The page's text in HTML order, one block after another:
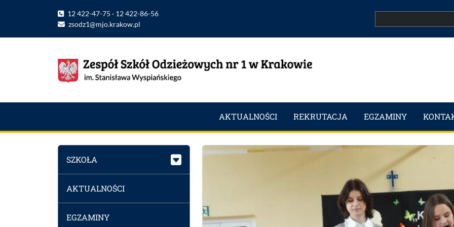
12 422-47-75 · 12 422-86-56
zsodz1@mjo.krakow.pl
AKTUALNOŚCI REKRUTACJA EGZAMINY
SZKOŁA
AKTUALNOŚCI
EGZAMINY